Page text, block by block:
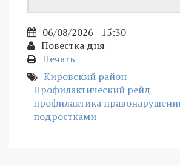
06/08/2026 - 15:30
Повестка дня
Печать
Кировский район
Профилактический рейд
профилактика
подростками